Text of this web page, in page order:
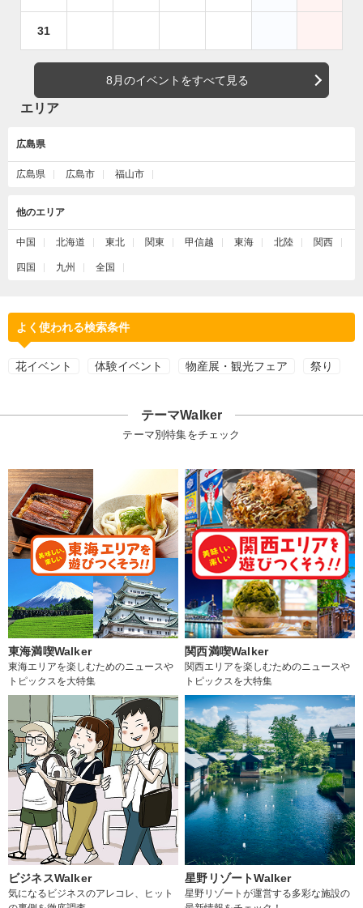
31
8月のイベントをすべて見る
エリア
広島県
広島県 広島市 福山市
他のエリア
中国 北海道 東北 関東 甲信越 東海 北陸 関西
四国 九州 全国
よく使われる検索条件
花イベント 体験イベント 物産展・観光フェア 祭り
テーマWalker
テーマ別特集をチェック
東海満喫Walker
東海エリアを楽しむためのニュースや
トピックスを大特集
関西満喫Walker
関西エリアを楽しむためのニュースや
トピックスを大特集
ビジネスWalker
気になるビジネスのアレコレ、ヒット
星野リゾートWalker
星野リゾートが運営する多彩な施設の